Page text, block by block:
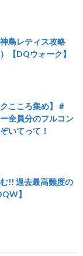
鳥レティス攻略
【DQウォーク】
こころ集め】＃
全員分のフルコン
いてって！
!! 過去最高難度の
】